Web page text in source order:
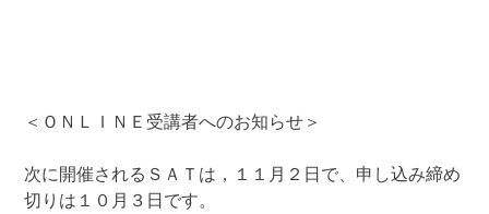
＜ＯＮＬＩＮＥ受講者へのお知らせ＞
次に開催されるＳＡＴは，１１月２日で、申し込み締め
切りは１０月３日です。